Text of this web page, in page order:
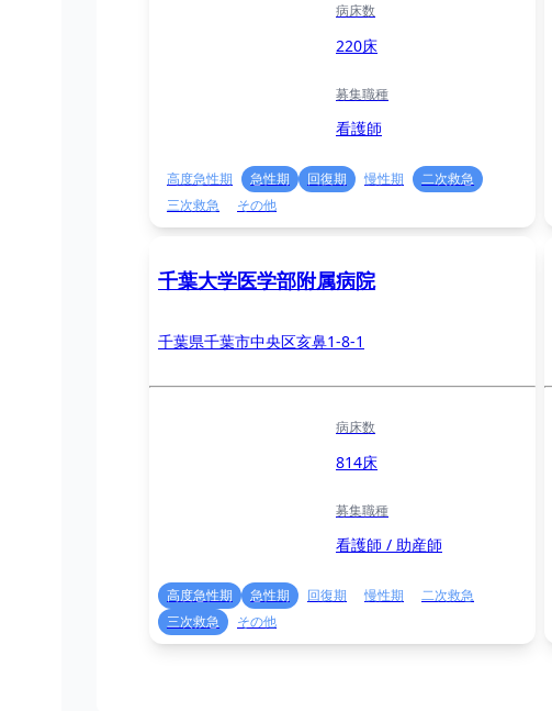
病床数
220床
募集職種
看護師
高度急性期 急性期 回復期 慢性期
二次救急
三次救急
その他
千葉大学医学部附属病院
千葉県千葉市中央区亥鼻1-8-1
病床数
814床
募集職種
看護師 / 助産師
高度急性期 急性期 回復期 慢性期
二次救急
三次救急
その他